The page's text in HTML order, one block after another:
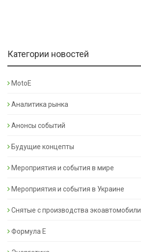
Категории новостей
MotoE
Аналитика рынка
Анонсы событий
Будущие концепты
Мероприятия и события в мире
Мероприятия и события в Украине
Снятые с производства экоавтомобили
Формула Е